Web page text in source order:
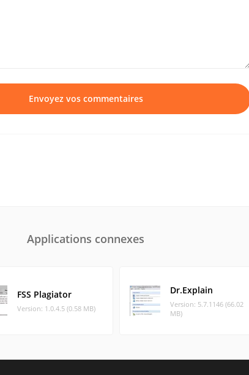
Envoyez vos commentaires
Applications connexes
FSS Plagiator
Version: 1.0.4.5 (0.58 MB)
Dr.Explain
Version: 5.7.1146 (66.02
MB)